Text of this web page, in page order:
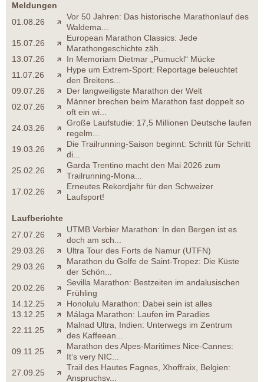
Meldungen
01.08.26
Vor 50 Jahren: Das historische Marathonlauf des
Waldema...
15.07.26
European Marathon Classics: Jede
Marathongeschichte zäh...
13.07.26
In Memoriam Dietmar „Pumuckl“ Mücke
11.07.26
Hype um Extrem-Sport: Reportage beleuchtet
den Breitens...
09.07.26
Der langweiligste Marathon der Welt
02.07.26
Männer brechen beim Marathon fast doppelt so
oft ein wi...
24.03.26
Große Laufstudie: 17,5 Millionen Deutsche laufen
regelm...
19.03.26
Die Trailrunning-Saison beginnt: Schritt für Schritt
di...
25.02.26
Garda Trentino macht den Mai 2026 zum
Trailrunning-Mona...
17.02.26
Erneutes Rekordjahr für den Schweizer
Laufsport!
Laufberichte
27.07.26
UTMB Verbier Marathon: In den Bergen ist es
doch am sch...
29.03.26
Ultra Tour des Forts de Namur (UTFN)
29.03.26
Marathon du Golfe de Saint-Tropez: Die Küste
der Schön...
20.02.26
Sevilla Marathon: Bestzeiten im andalusischen
Frühling
14.12.25
Honolulu Marathon: Dabei sein ist alles
13.12.25
Málaga Marathon: Laufen im Paradies
22.11.25
Malnad Ultra, Indien: Unterwegs im Zentrum
des Kaffeean...
09.11.25
Marathon des Alpes-Maritimes Nice-Cannes:
It‘s very NIC...
27.09.25
Trail des Hautes Fagnes, Xhoffraix, Belgien:
Anspruchsv...